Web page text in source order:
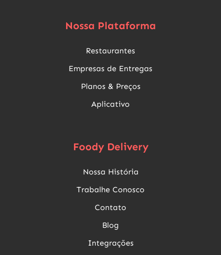
Nossa Plataforma
Restaurantes
Empresas de Entregas
Planos & Preços
Aplicativo
Foody Delivery
Nossa História
Trabalhe Conosco
Contato
Blog
Integrações